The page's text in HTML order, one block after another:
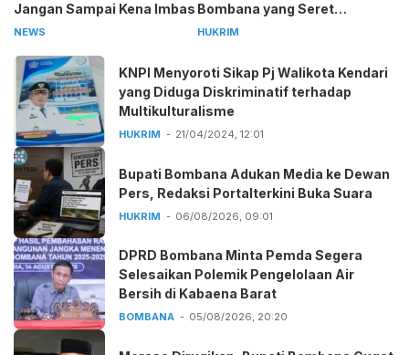
Jangan Sampai Kena Imbas
NEWS
Bombana yang Seret
Kepala Sekolah
HUKRIM
KNPI Menyoroti Sikap Pj Walikota Kendari
yang Diduga Diskriminatif terhadap
Multikulturalisme
HUKRIM 21/04/2024, 12:01
Bupati Bombana Adukan Media ke Dewan
Pers, Redaksi Portalterkini Buka Suara
HUKRIM 06/08/2026, 09:01
DPRD Bombana Minta Pemda Segera
Selesaikan Polemik Pengelolaan Air
Bersih di Kabaena Barat
BOMBANA 05/08/2026, 20:20